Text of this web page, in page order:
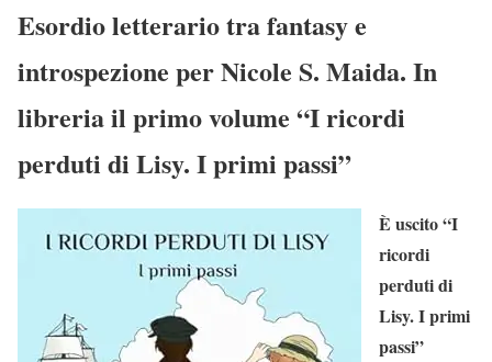
Esordio letterario tra fantasy e
introspezione per Nicole S. Maida. In
libreria il primo volume “I ricordi
perduti di Lisy. I primi passi”
È uscito “I
ricordi
perduti di
Lisy. I primi
passi”